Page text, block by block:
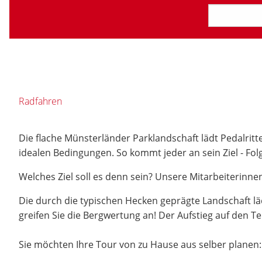
Radfahren
Die flache Münsterländer Parklandschaft lädt
idealen Bedingungen. So kommt jeder an sein Ziel -
Welches Ziel soll es denn sein? Unsere
Die durch die typischen Hecken geprägte Landschaft
greifen Sie die Bergwertung an! Der Aufstieg auf den
Sie möchten Ihre Tour von zu Hause aus selber